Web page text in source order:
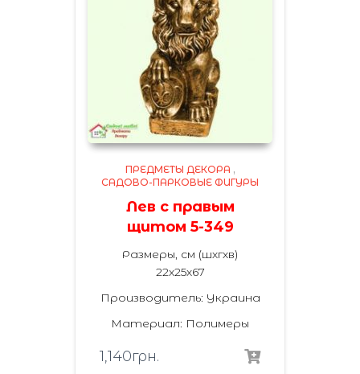
ПРЕДМЕТЫ ДЕКОРА ,
САДОВО-ПАРКОВЫЕ ФИГУРЫ
Лев с правым
щитом 5-349
Размеры, см (шхгхв)
22х25х67
Производитель: Украина
Материал: Полимеры
1,140грн.